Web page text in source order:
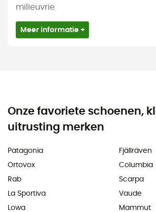
milieuvrie
Meer informatie +
Onze favoriete schoenen,
uitrusting merken
Patagonia
Ortovox
Rab
La Sportiva
Lowa
Fjällräven
Columbia
Scarpa
Vaude
Mammut